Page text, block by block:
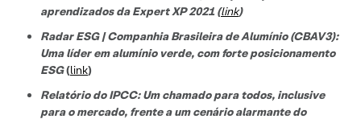
aprendizados da Expert XP 2021 (link)
Radar ESG | Companhia Brasileira de Alumínio (CBAV3):
Uma líder em alumínio verde, com forte posicionamento
ESG(link)
Relatório do IPCC: Um chamado para todos, inclusive
para o mercado, frente a um cenário alarmante do